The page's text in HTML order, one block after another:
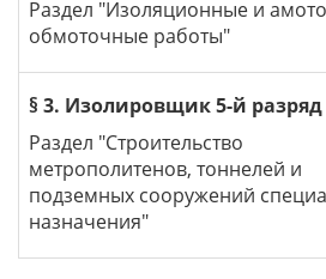
Раздел "Изоляционные и
обмоточные работы"
§ 3. Изолировщик 5-й разряд
Раздел "Строительство
метрополитенов, тоннелей и
подземных сооружений
назначения"